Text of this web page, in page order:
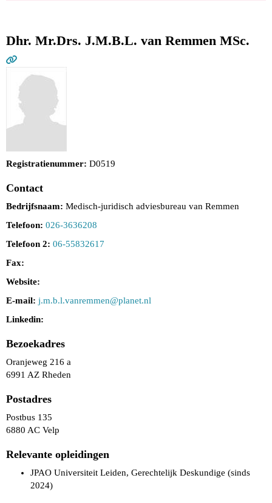
Dhr. Mr.Drs. J.M.B.L. van Remmen MSc.
Registratienummer: D0519
Contact
Bedrijfsnaam: Medisch-juridisch adviesbureau van Remmen
Telefoon: 026-3636208
Telefoon 2: 06-55832617
Fax:
Website:
E-mail: j.m.b.l.vanremmen@planet.nl
Linkedin:
Bezoekadres
Oranjeweg 216 a
6991 AZ Rheden
Postadres
Postbus 135
6880 AC Velp
Relevante opleidingen
JPAO Universiteit Leiden, Gerechtelijk Deskundige (sinds
2024)